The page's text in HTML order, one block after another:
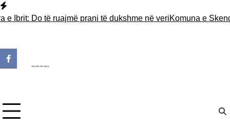
Skip
to Do të ruajmë prani të dukshme në veriKomuna e